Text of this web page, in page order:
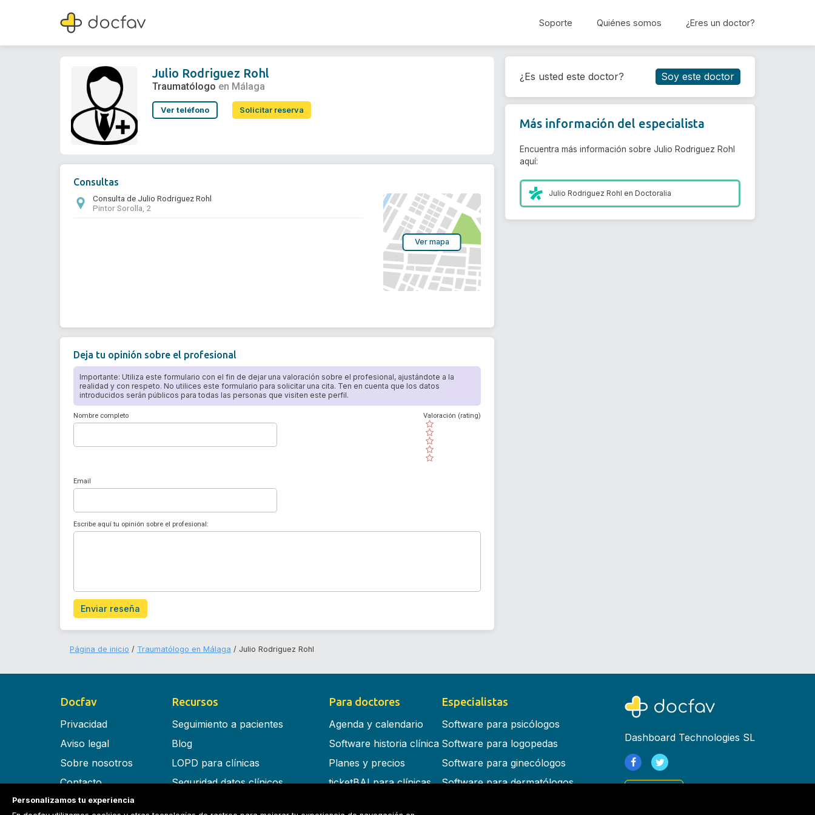
Soporte Quiénes somos ¿Eres un doctor?
Julio Rodriguez Rohl
Traumatólogo
Reservar cita
Julio Rodriguez Rohl
Traumatólogo en Málaga
Ver teléfono Solicitar reserva
Consultas
Consulta de Julio Rodriguez Rohl
Pintor Sorolla, 2
Ver mapa
Deja tu opinión sobre el profesional
Importante: Utiliza este formulario con el fin de dejar una valoración sobre el profesional, ajustándote a la
realidad y con respeto. No utilices este formulario para solicitar una cita. Ten en cuenta que los datos
introducidos serán públicos para todas las personas que visiten este perfil.
Nombre completo
( )
( )
( )
( )
( )
Valoración (rating)
Email
Escribe aquí tu opinión sobre el profesional:
Enviar reseña
¿Es usted este doctor? Soy este doctor
Más información del especialista
Encuentra más información sobre Julio Rodriguez Rohl
aquí:
Julio Rodriguez Rohl enDoctoralia
Página de inicio Traumatólogo en Málaga Julio Rodriguez Rohl
Docfav
Privacidad
Aviso legal
Sobre nosotros
Contacto
Términos y condiciones
Recursos
Seguimiento a pacientes
Blog
LOPD para clínicas
Seguridad datos clínicos
Para doctores
Agenda y calendario
Software historia clínica
Planes y precios
ticketBAI para clínicas
Especialistas
Software para psicólogos
Software para logopedas
Software para ginecólogos
Software para dermatólogos
Dashboard Technologies SL
Personalizamos tu experiencia